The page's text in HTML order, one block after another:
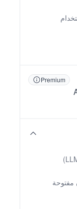
Premium
مفتوحة